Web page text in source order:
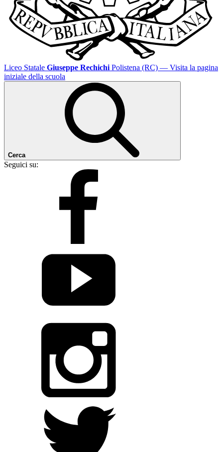
Liceo Statale Giuseppe Rechichi Polistena (RC) — Visita la pagina
iniziale della scuola
Cerca
Seguici su: